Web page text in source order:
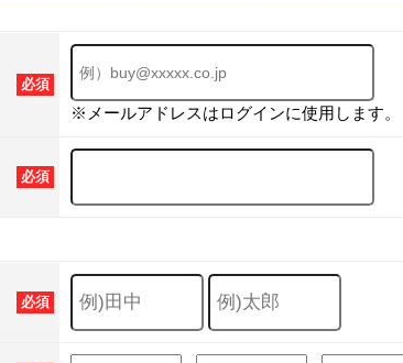
必須
※メールアドレスはログインに使用します。
必須
必須